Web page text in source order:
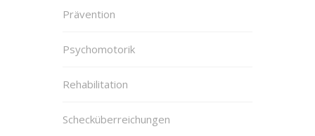
Prävention
Psychomotorik
Rehabilitation
Schecküberreichungen